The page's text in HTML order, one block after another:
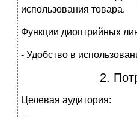
использования товара.
Функции диоптрийных
- Удобство в
2.
Целевая аудитория: